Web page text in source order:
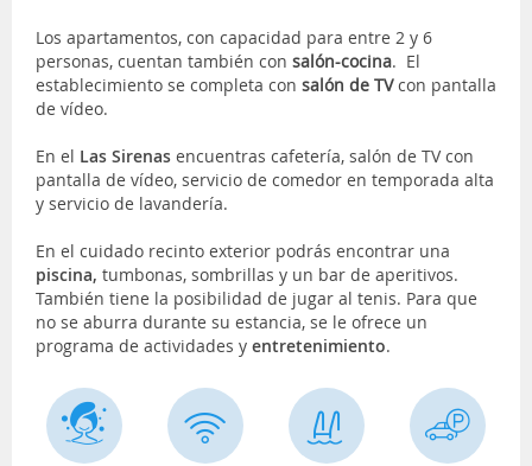
Los apartamentos, con capacidad para entre 2 y 6
personas, cuentan también con salón-cocina. El
establecimiento se completa con salón de TVcon pantalla
de vídeo.
En el Las Sirenas encuentras cafetería, salón de TV con
pantalla de vídeo, servicio de comedor en temporada alta
y servicio de lavandería.
En el cuidado recinto exterior podrás encontrar una
piscina, tumbonas, sombrillas y un bar de aperitivos.
También tiene la posibilidad de jugar al tenis. Para que
no se aburra durante su estancia, se le ofrece un
programa de actividades y entretenimiento.